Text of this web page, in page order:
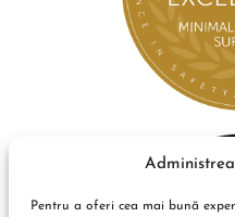
Pentru a oferi cea mai bună